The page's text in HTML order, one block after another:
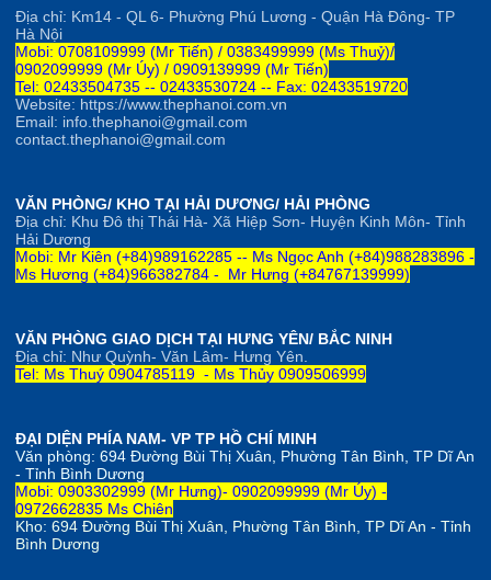
Địa chỉ: Km14 - QL 6- Phường Phú Lương - Quận Hà Đông- TP
Hà Nội
Mobi: 0708109999 (Mr Tiến) / 0383499999 (Ms Thuỷ)/
0902099999 (Mr Úy) / 0909139999 (Mr Tiến)
Tel: 02433504735 -- 02433530724 -- Fax: 02433519720
Website: https://www.thephanoi.com.vn
Email: info.thephanoi@gmail.com
contact.thephanoi@gmail.com
VĂN PHÒNG/ KHO TẠI HẢI DƯƠNG/ HẢI PHÒNG
Địa chỉ: Khu Đô thị Thái Hà- Xã Hiệp Sơn- Huyện Kinh Môn- Tỉnh
Hải Dương
Mobi: Mr Kiên (+84)989162285 -- Ms Ngọc Anh (+84)988283896 -
Ms Hương (+84)966382784 - Mr Hưng (+84767139999)
VĂN PHÒNG GIAO DỊCH TẠI HƯNG YÊN/ BẮC NINH
Địa chỉ: Như Quỳnh- Văn Lâm- Hưng Yên.
Tel: Ms Thuý 0904785119 - Ms Thủy 0909506999
ĐẠI DIỆN PHÍA NAM- VP TP HỒ CHÍ MINH
Văn phòng: 694 Đường Bùi Thị Xuân, Phường Tân Bình, TP Dĩ An
- Tỉnh Bình Dương
Mobi: 0903302999 (Mr Hưng)- 0902099999 (Mr Úy) -
0972662835 Ms Chiên
Kho: 694 Đường Bùi Thị Xuân, Phường Tân Bình, TP Dĩ An - Tỉnh
Bình Dương